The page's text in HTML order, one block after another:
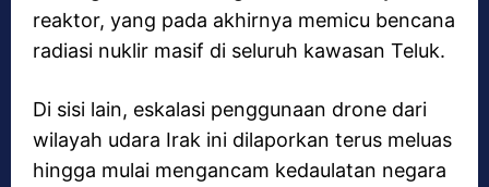
reaktor, yang pada akhirnya memicu bencana
radiasi nuklir masif di seluruh kawasan Teluk.
Di sisi lain, eskalasi penggunaan drone dari
wilayah udara Irak ini dilaporkan terus meluas
hingga mulai mengancam kedaulatan negara